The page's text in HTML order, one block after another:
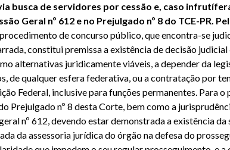
busca de servidores por cessão e, caso
Geral nº 612 e no Prejulgado nº 8 do TCE-
de concurso público, que encontra-se
constitui premissa a existência de decisão
alternativas juridicamente viáveis, a depender da
de qualquer esfera federativa, ou a contratação por
Federal, inclusive para funções permanentes.
Prejulgado nº 8 desta Corte, bem como a
nº 612, devendo estar demonstrada a existência
da assessoria jurídica do órgão na defesa do